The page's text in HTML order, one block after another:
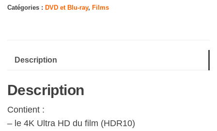
Train
Ray]
Catégories : DVD et Blu-ray, Films
Description
Description
Contient :
– le 4K Ultra HD du film (HDR10)